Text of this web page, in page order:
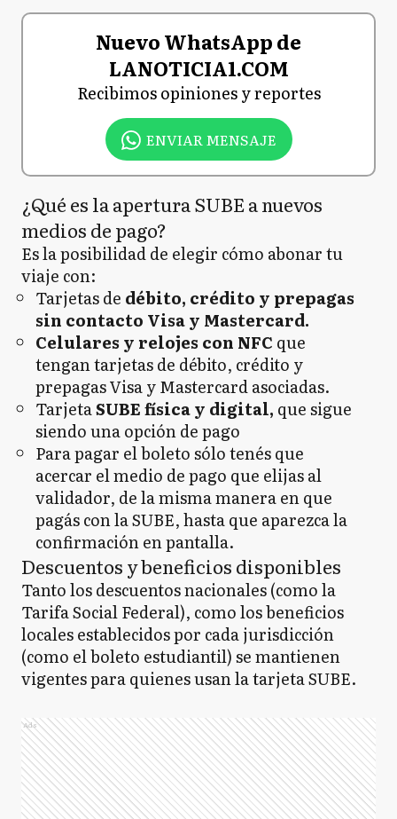
Nuevo WhatsApp de
LANOTICIA1.COM
Recibimos opiniones y reportes
ENVIAR MENSAJE
¿Qué es la apertura SUBE a nuevos
medios de pago?
Es la posibilidad de elegir cómo abonar tu
viaje con:
Tarjetas de débito, crédito y prepagas
sin contacto Visa y Mastercard.
Celulares y relojes con NFC que
tengan tarjetas de débito, crédito y
prepagas Visa y Mastercard asociadas.
TarjetaSUBE física y digital, que sigue
siendo una opción de pago
Para pagar el boleto sólo tenés que
acercar el medio de pago que elijas al
validador, de la misma manera en que
pagás con la SUBE, hasta que aparezca la
confirmación en pantalla.
Descuentos y beneficios disponibles
Tanto los descuentos nacionales (como la
Tarifa Social Federal), como los beneficios
locales establecidos por cada jurisdicción
(como el boleto estudiantil) se mantienen
vigentes para quienes usan la tarjeta SUBE.
Ads